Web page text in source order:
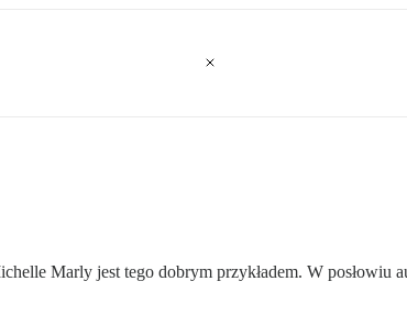
Marly jest tego dobrym przykładem. W posłowiu